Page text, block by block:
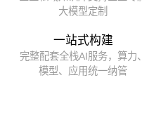
大模型定制
一站式构建
完整配套全栈AI服务，算力、
模型、应用统一纳管